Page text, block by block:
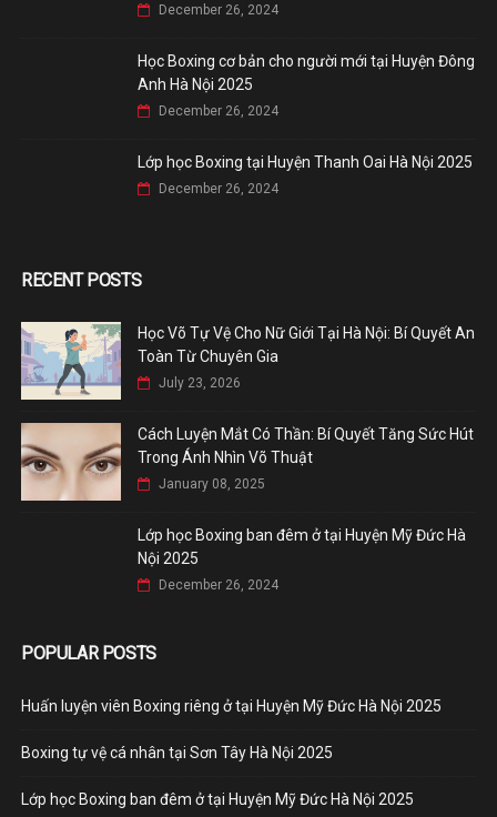
December 26, 2024
Học Boxing cơ bản cho người mới tại Huyện Đông
Anh Hà Nội 2025
December 26, 2024
Lớp học Boxing tại Huyện Thanh Oai Hà Nội 2025
December 26, 2024
RECENT POSTS
Học Võ Tự Vệ Cho Nữ Giới Tại Hà Nội: Bí Quyết An
Toàn Từ Chuyên Gia
July 23, 2026
Cách Luyện Mắt Có Thần: Bí Quyết Tăng Sức Hút
Trong Ánh Nhìn Võ Thuật
January 08, 2025
Lớp học Boxing ban đêm ở tại Huyện Mỹ Đức Hà
Nội 2025
December 26, 2024
POPULAR POSTS
Huấn luyện viên Boxing riêng ở tại Huyện Mỹ Đức Hà Nội 2025
Boxing tự vệ cá nhân tại Sơn Tây Hà Nội 2025
Lớp học Boxing ban đêm ở tại Huyện Mỹ Đức Hà Nội 2025